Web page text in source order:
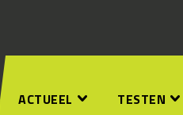
ACTUEEL TESTEN